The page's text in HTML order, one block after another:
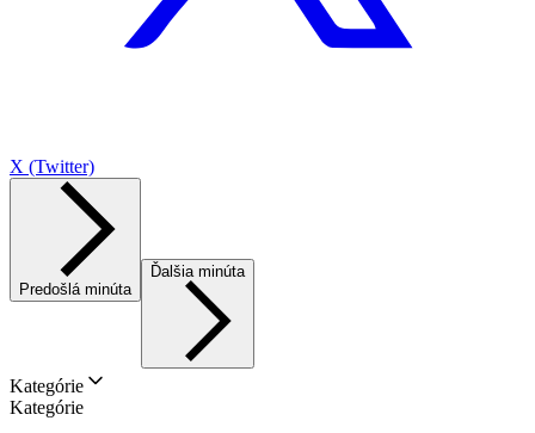
X (Twitter)
Predošlá minúta
Ďalšia minúta
Kategórie
Kategórie